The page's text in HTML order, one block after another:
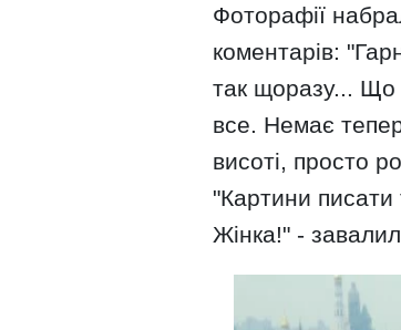
Фоторафії
коментарів:
так щоразу... Що
все. Немає
висоті, просто
"Картини писати
Жінка!" -